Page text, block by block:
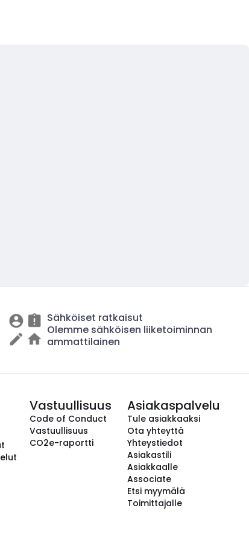
Sähköiset ratkaisut
Olemme sähköisen liiketoiminnan
ammattilainen
Vastuullisuus
Code of Conduct
Vastuullisuus
CO2e-raportti
Asiakaspalvelu
Tule asiakkaaksi
Ota yhteyttä
Yhteystiedot
Asiakastili
Asiakkaalle
Associate
Etsi myymälä
Toimittajalle